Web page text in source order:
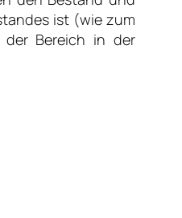
ist (wie zum
Bereich in der